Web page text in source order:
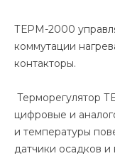
ТЕРМ-2000
коммутации
контакторы.
Терморегулятор
цифровые и
и температуры
датчики осадков